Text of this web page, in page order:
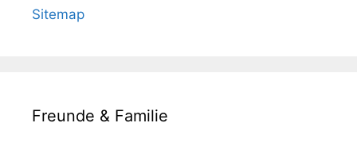
Sitemap
Freunde & Familie